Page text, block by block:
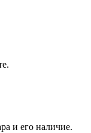
и его наличие.